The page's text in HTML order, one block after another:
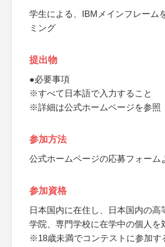
学生による、IBMメインフレーム
ミング
提出物
●必要事項
※すべて日本語で入力すること
※詳細は公式ホームページを参照
参加方法
公式ホームページの応募フォーム
参加資格
日本国内に在住し、日本国内の高
学院、専門学校に在学中の個人を
※18歳未満でコンテストに参加す